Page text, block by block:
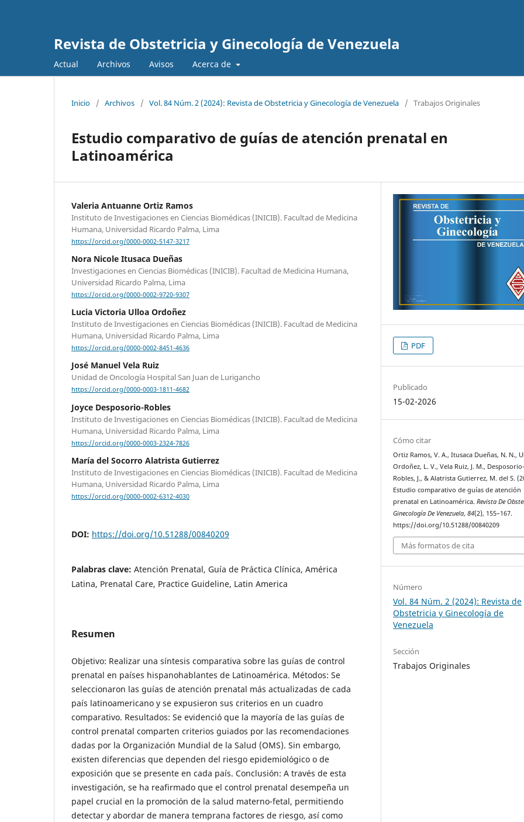
Revista de Obstetricia y Ginecología de Venezuela
Actual Archivos Avisos Acerca de
Inicio / Archivos / Vol. 84 Núm. 2 (2024): Revista de Obstetricia y Ginecología de Venezuela / Trabajos Originales
Estudio comparativo de guías de atención prenatal en
Latinoamérica
Valeria Antuanne Ortiz Ramos
Instituto de Investigaciones en Ciencias Biomédicas (INICIB). Facultad de Medicina
Humana, Universidad Ricardo Palma, Lima
https://orcid.org/0000-0002-5147-3217
Nora Nicole Itusaca Dueñas
Investigaciones en Ciencias Biomédicas (INICIB). Facultad de Medicina Humana,
Universidad Ricardo Palma, Lima
https://orcid.org/0000-0002-9720-9307
Lucia Victoria Ulloa Ordoñez
Instituto de Investigaciones en Ciencias Biomédicas (INICIB). Facultad de Medicina
Humana, Universidad Ricardo Palma, Lima
https://orcid.org/0000-0002-8451-4636
José Manuel Vela Ruiz
Unidad de Oncología Hospital San Juan de Lurigancho
https://orcid.org/0000-0003-1811-4682
Joyce Desposorio-Robles
Instituto de Investigaciones en Ciencias Biomédicas (INICIB). Facultad de Medicina
Humana, Universidad Ricardo Palma, Lima
https://orcid.org/0000-0003-2324-7826
María del Socorro Alatrista Gutierrez
Instituto de Investigaciones en Ciencias Biomédicas (INICIB). Facultad de Medicina
Humana, Universidad Ricardo Palma, Lima
https://orcid.org/0000-0002-6312-4030
DOI: https://doi.org/10.51288/00840209
Palabras clave: Atención Prenatal, Guía de Práctica Clínica, América
Latina, Prenatal Care, Practice Guideline, Latin America
Resumen
Objetivo: Realizar una síntesis comparativa sobre las guías de control
prenatal en países hispanohablantes de Latinoamérica. Métodos: Se
seleccionaron las guías de atención prenatal más actualizadas de cada
país latinoamericano y se expusieron sus criterios en un cuadro
comparativo. Resultados: Se evidenció que la mayoría de las guías de
control prenatal comparten criterios guiados por las recomendaciones
dadas por la Organización Mundial de la Salud (OMS). Sin embargo,
existen diferencias que dependen del riesgo epidemiológico o de
exposición que se presente en cada país. Conclusión: A través de esta
investigación, se ha reafirmado que el control prenatal desempeña un
papel crucial en la promoción de la salud materno-fetal, permitiendo
detectar y abordar de manera temprana factores de riesgo, así como
PDF
Publicado
15-02-2026
Cómo citar
Ortiz Ramos, V. A., Itusaca Dueñas, N. N.,
Ordoñez, L. V., Vela Ruiz, J. M., Desposorio-
Robles, J., & Alatrista Gutierrez, M. del S.
Estudio comparativo de guías de atención
prenatal en Latinoamérica.Revista De
Ginecología De Venezuela,84(2), 155–167.
https://doi.org/10.51288/00840209
Más formatos de cita
Número
Vol. 84 Núm. 2 (2024): Revista de
Obstetricia y Ginecología de
Venezuela
Sección
Trabajos Originales